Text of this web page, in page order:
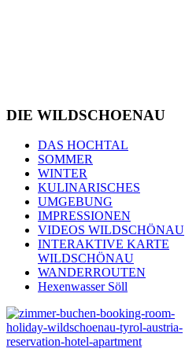
DIE WILDSCHOENAU
DAS HOCHTAL
SOMMER
WINTER
KULINARISCHES
UMGEBUNG
IMPRESSIONEN
VIDEOS WILDSCHÖNAU
INTERAKTIVE KARTE
WILDSCHÖNAU
WANDERROUTEN
Hexenwasser Söll